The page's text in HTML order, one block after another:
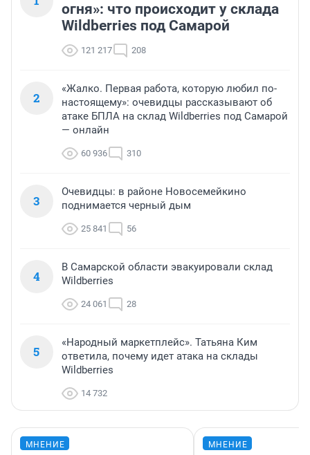
огня»: что происходит у склада
Wildberries под Самарой
121 217 208
2
«Жалко. Первая работа, которую любил по-
настоящему»: очевидцы рассказывают об
атаке БПЛА на склад Wildberries под Самарой
— онлайн
60 936 310
3
Очевидцы: в районе Новосемейкино
поднимается черный дым
25 841 56
4
В Самарской области эвакуировали склад
Wildberries
24 061 28
5
«Народный маркетплейс». Татьяна Ким
ответила, почему идет атака на склады
Wildberries
14 732
МНЕНИЕ МНЕНИЕ